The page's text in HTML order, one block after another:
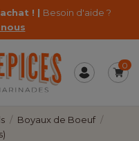
! | Besoin d'aide ?
0
Boyaux de Boeuf